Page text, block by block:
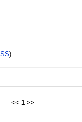
):
<< 1 >>